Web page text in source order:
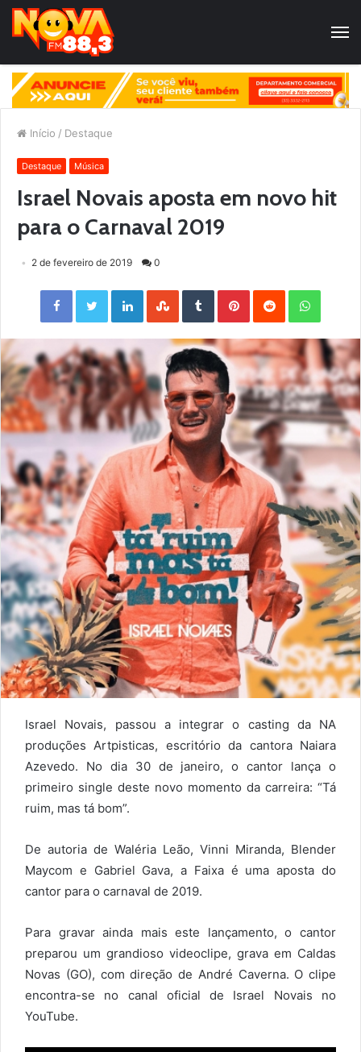
Início / Destaque
Destaque Música
Israel Novais aposta em novo hit
para o Carnaval 2019
2 de fevereiro de 2019 0
Facebook Twitter LinkedIn StumbleUpon Tumblr Pinterest Reddit
Israel Novais, passou a integrar o casting da NA
produções Artpisticas, escritório da cantora Naiara
Azevedo. No dia 30 de janeiro, o cantor lança o
primeiro single deste novo momento da carreira: “Tá
ruim, mas tá bom”.
De autoria de Waléria Leão, Vinni Miranda, Blender
Maycom e Gabriel Gava, a Faixa é uma aposta do
cantor para o carnaval de 2019.
Para gravar ainda mais este lançamento, o cantor
preparou um grandioso videoclipe, grava em Caldas
Novas (GO), com direção de André Caverna. O clipe
encontra-se no canal oficial de Israel Novais no
YouTube.